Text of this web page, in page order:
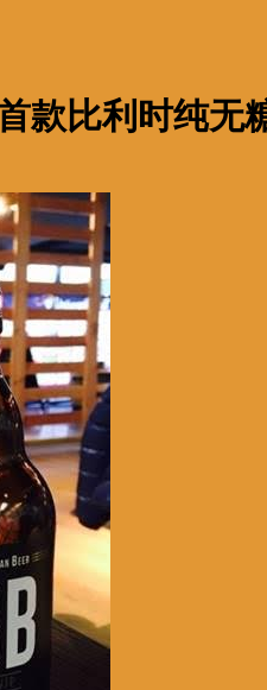
款比利时纯无